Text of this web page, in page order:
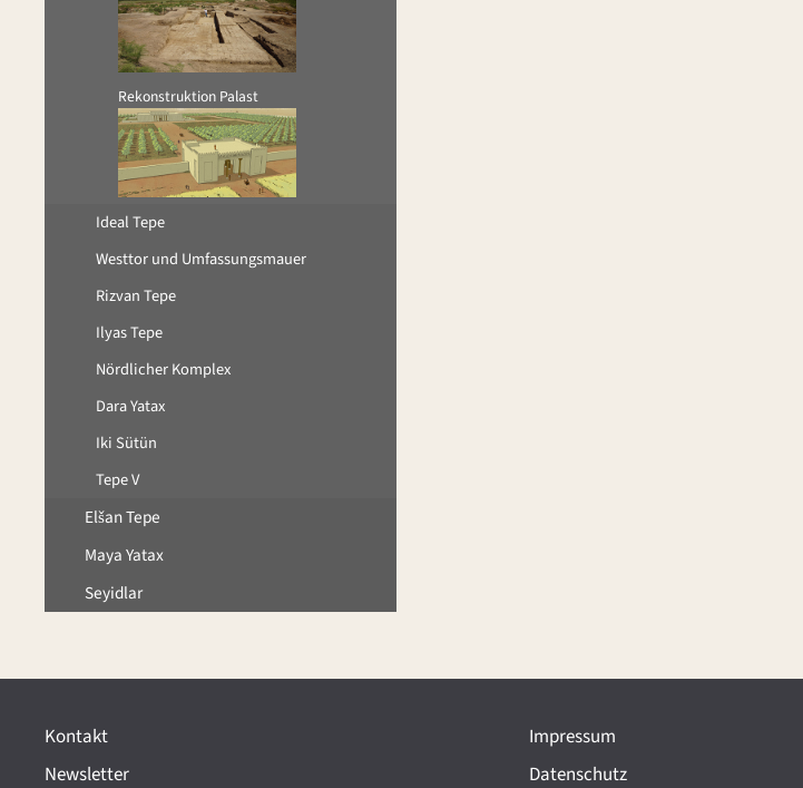
Rekonstruktion Palast
Ideal Tepe
Westtor und Umfassungsmauer
Rizvan Tepe
Ilyas Tepe
Nördlicher Komplex
Dara Yatax
Iki Sütün
Tepe V
Elšan Tepe
Maya Yatax
Seyidlar
Kontakt
Newsletter
Impressum
Datenschutz